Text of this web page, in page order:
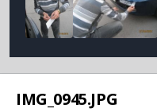
IMG_0945.JPG